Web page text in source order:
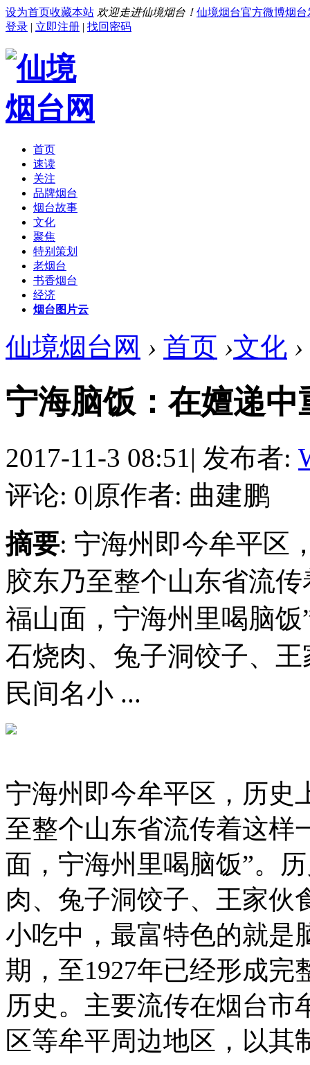
设为首页收藏本站 欢迎走进仙境烟台！ 仙境烟台官方微博烟台
登录 | 立即注册 | 找回密码
首页
速读
关注
品牌烟台
烟台故事
文化
聚焦
特别策划
老烟台
书香烟台
经济
烟台图片云
仙境烟台网 › 首页 ›文化 ›
宁海脑饭：在嬗递中
2017-11-3 08:51| 发布者:
评论: 0|原作者: 曲建鹏
摘要: 宁海州即今牟平区
胶东乃至整个山东省流
福山面，宁海州里喝脑
石烧肉、兔子洞饺子、
民间名小 ...
宁海州即今牟平区，历史
至整个山东省流传着这样
面，宁海州里喝脑饭”。
肉、兔子洞饺子、王家伙
小吃中，最富特色的就是
期，至1927年已经形成
历史。主要流传在烟台市
区等牟平周边地区，以其